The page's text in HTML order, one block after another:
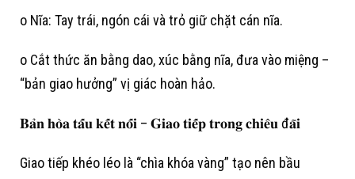
o Nĩa: Tay trái, ngón cái và trỏ giữ chặt cán nĩa.
o Cắt thức ăn bằng dao, xúc bằng nĩa, đưa vào miệng –
“bản giao hưởng” vị giác hoàn hảo.
𝐁𝐚̉𝐧 𝐡𝐨̀𝐚 𝐭𝐚̂́𝐮 𝐤𝐞̂́𝐭 𝐧𝐨̂́𝐢 – 𝐆𝐢𝐚𝐨 𝐭𝐢𝐞̂́𝐩 𝐭𝐫𝐨𝐧𝐠 𝐜𝐡𝐢𝐞̂𝐮 đ𝐚̃𝐢
Giao tiếp khéo léo là “chìa khóa vàng” tạo nên bầu